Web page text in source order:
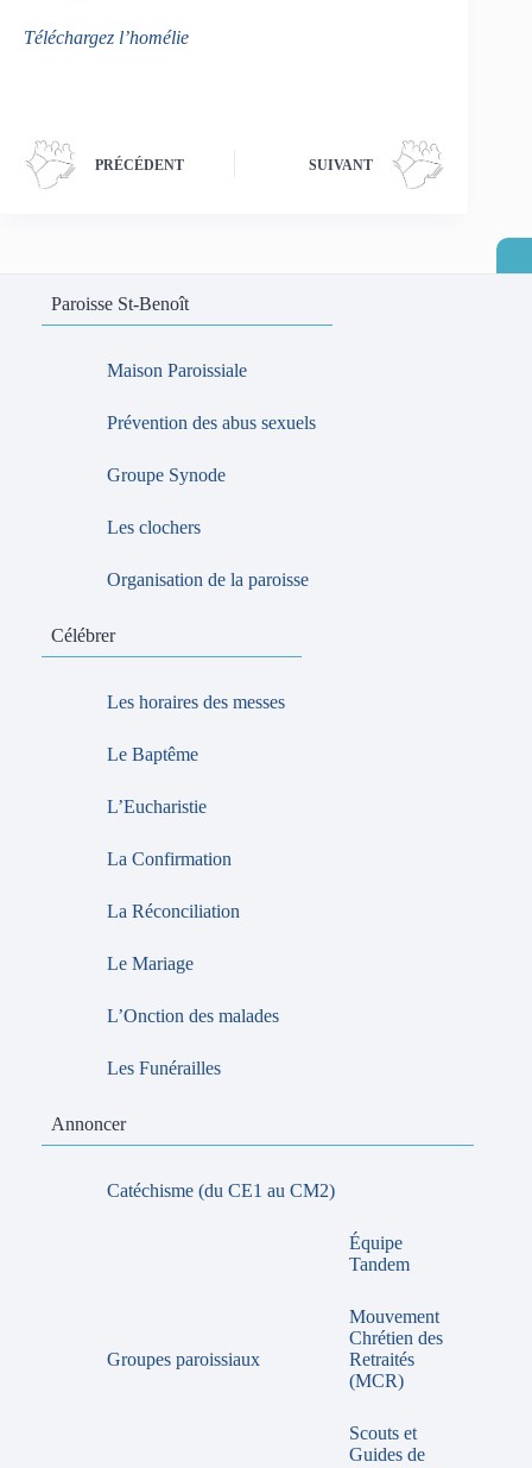
Téléchargez l’homélie
PRÉCÉDENT SUIVANT
Paroisse St-Benoît
Maison Paroissiale
Prévention des abus sexuels
Groupe Synode
Les clochers
Organisation de la paroisse
Célébrer
Les horaires des messes
Le Baptême
L’Eucharistie
La Confirmation
La Réconciliation
Le Mariage
L’Onction des malades
Les Funérailles
Annoncer
Catéchisme (du CE1 au CM2)
Groupes paroissiaux
Équipe
Tandem
Mouvement
Chrétien des
Retraités
(MCR)
Scouts et
Guides de